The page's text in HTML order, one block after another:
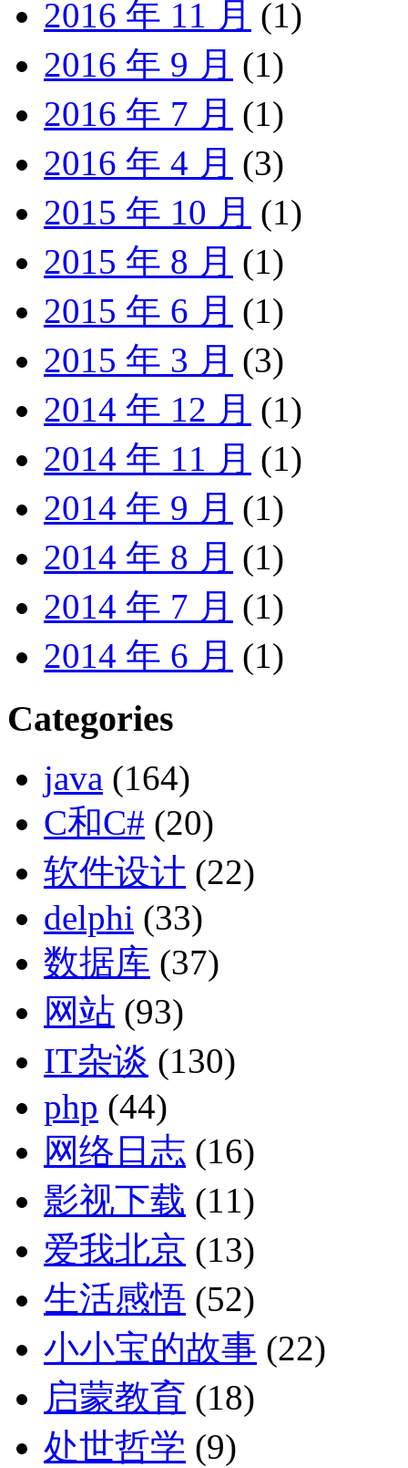
2016 年 11 月 (1)
2016 年 9 月 (1)
2016 年 7 月 (1)
2016 年 4 月 (3)
2015 年 10 月 (1)
2015 年 8 月 (1)
2015 年 6 月 (1)
2015 年 3 月 (3)
2014 年 12 月 (1)
2014 年 11 月 (1)
2014 年 9 月 (1)
2014 年 8 月 (1)
2014 年 7 月 (1)
2014 年 6 月 (1)
Categories
java (164)
C和C# (20)
软件设计 (22)
delphi (33)
数据库 (37)
网站 (93)
IT杂谈 (130)
php (44)
网络日志 (16)
影视下载 (11)
爱我北京 (13)
生活感悟 (52)
小小宝的故事 (22)
启蒙教育 (18)
处世哲学 (9)